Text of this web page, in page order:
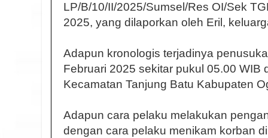
LP/B/10/II/2025/Sumsel/Res OI/Sek
2025, yang dilaporkan oleh Eril,
Adapun kronologis terjadinya
Februari 2025 sekitar pukul 05.00 WIB
Kecamatan Tanjung Batu Kabupaten
Adapun cara pelaku melakukan
dengan cara pelaku menikam korban